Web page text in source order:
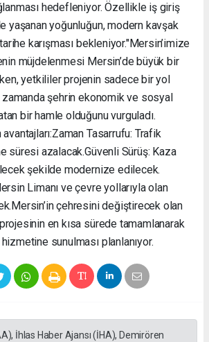
hedefleniyor. Özellikle iş giriş
yaşanan yoğunluğun, modern kavşak
karışması bekleniyor. ​"Mersin’imize
müjdelenmesi Mersin’de büyük bir
yetkililer projenin sadece bir yol
zamanda şehrin ekonomik ve sosyal
bir hamle olduğunu vurguladı.
​Zaman Tasarrufu: Trafik
süresi azalacak. ​Güvenli Sürüş: Kaza
şekilde modernize edilecek.
Limanı ve çevre yollarıyla olan
​Mersin’in çehresini değiştirecek olan
en kısa sürede tamamlanarak
sunulması planlanıyor.
İhlas Haber Ajansı (İHA), Demirören